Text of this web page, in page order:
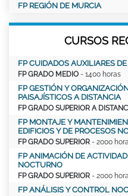
FP REGIÓN DE MURCIA
CURSOS
FP CUIDADOS AUXILIARES
FP GRADO MEDIO - 1400 horas
FP GESTIÓN Y
PAISAJÍSTICOS A DISTANCIA
FP GRADO SUPERIOR A
FP MONTAJE Y
EDIFICIOS Y DE PROCESOS
FP GRADO SUPERIOR - 2000
FP ANIMACIÓN DE
NOCTURNO
FP GRADO SUPERIOR - 2000
FP ANÁLISIS Y CONTROL